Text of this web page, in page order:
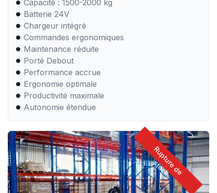
Capacité : 1500-2000 kg
Batterie 24V
Chargeur intégré
Commandes ergonomiques
Maintenance réduite
Porté Debout
Performance accrue
Ergonomie optimale
Productivité maximale
Autonomie étendue